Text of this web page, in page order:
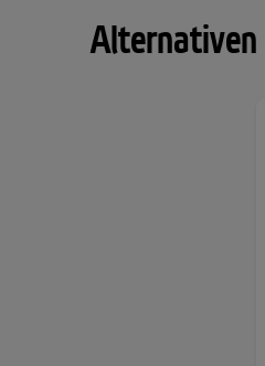
Alternativen